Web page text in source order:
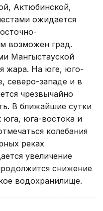
Актюбинской,
ожидается
возможен град.
Мангыстауской
жара. На юге, юго-
северо-западе и в
чрезвычайно
В ближайшие сутки
юга, юга-востока и
колебания
реках
увеличение
снижение
водохранилище.